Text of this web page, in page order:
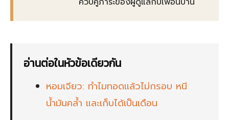
อ่านต่อในหัวข้อเดียวกัน
หอมเจียว: ทำไมทอดแล้วไม่กรอบ หนี
น้ำมันคล้ำ และเก็บได้เป็นเดือน